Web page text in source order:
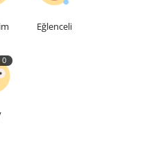
Eğlenceli
0